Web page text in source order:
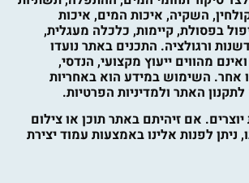
השקיה, איכות המים, איכות
בפסולת, קיימות, כלכלה מעגלית,
ורגולציה. התכנים באתר נועדו
מהווים ייעוץ מקצועי, הנדסי,
אחר. השימוש במידע הוא באחריות
האתר ולמדיניות הפרטיות.
יוצרים. אם זיהיתם באתר תוכן או צילום
ניתן לפנות אלינו באמצעות עמוד יצירת